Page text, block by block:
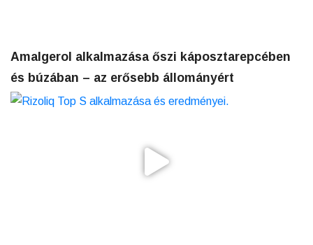
Amalgerol alkalmazása őszi káposztarepcében
és búzában – az erősebb állományért